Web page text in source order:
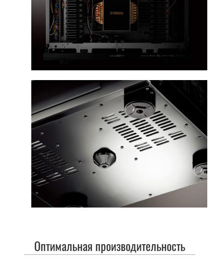
Оптимальная производительность